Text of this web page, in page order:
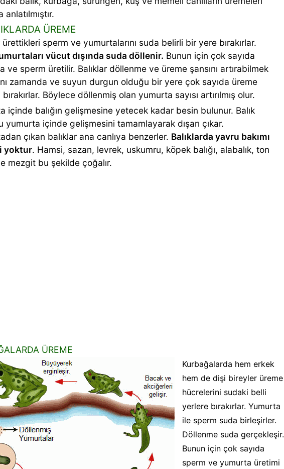
anlatılmıştır.
ÜREME
ürettikleri sperm ve yumurtalarını suda belirli bir yere bırakırlar.
vücut dışında suda döllenir. Bunun için çok sayıda
ve sperm üretilir. Balıklar döllenme ve üreme şansını artırabilmek
zamanda ve suyun durgun olduğu bir yere çok sayıda üreme
Böylece döllenmiş olan yumurta sayısı artırılmış olur.
içinde balığın gelişmesine yetecek kadar besin bulunur. Balık
yumurta içinde gelişmesini tamamlayarak dışarı çıkar.
çıkan balıklar ana canlıya benzerler. Balıklarda yavru bakımı
yoktur. Hamsi, sazan, levrek, uskumru, köpek balığı, alabalık, ton
mezgit bu şekilde çoğalır.
ÜREME
Kurbağalarda hem erkek
hem de dişi bireyler üreme
hücrelerini sudaki belli
yerlere bırakırlar. Yumurta
ile sperm suda birleşirler.
Döllenme suda gerçekleşir.
Bunun için çok sayıda
sperm ve yumurta üretimi